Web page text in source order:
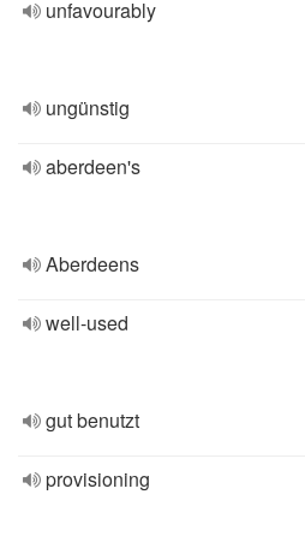
unfavourably
ungünstig
aberdeen's
Aberdeens
well-used
gut benutzt
provisioning